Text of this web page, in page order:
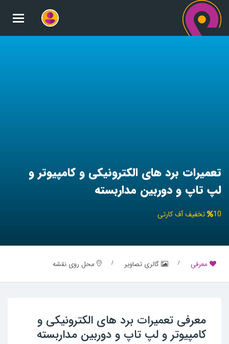
تعمیرات برد های الکترونیکی و کامپیوتر و
لپ تاپ و دوربین مداربسته
10 تخفیف آف کارتی
معرفی گالری تصاویر محل روی نقشه
معرفی تعمیرات برد های الکترونیکی و
کامپیوتر و لپ تاپ و دوربین مداربسته